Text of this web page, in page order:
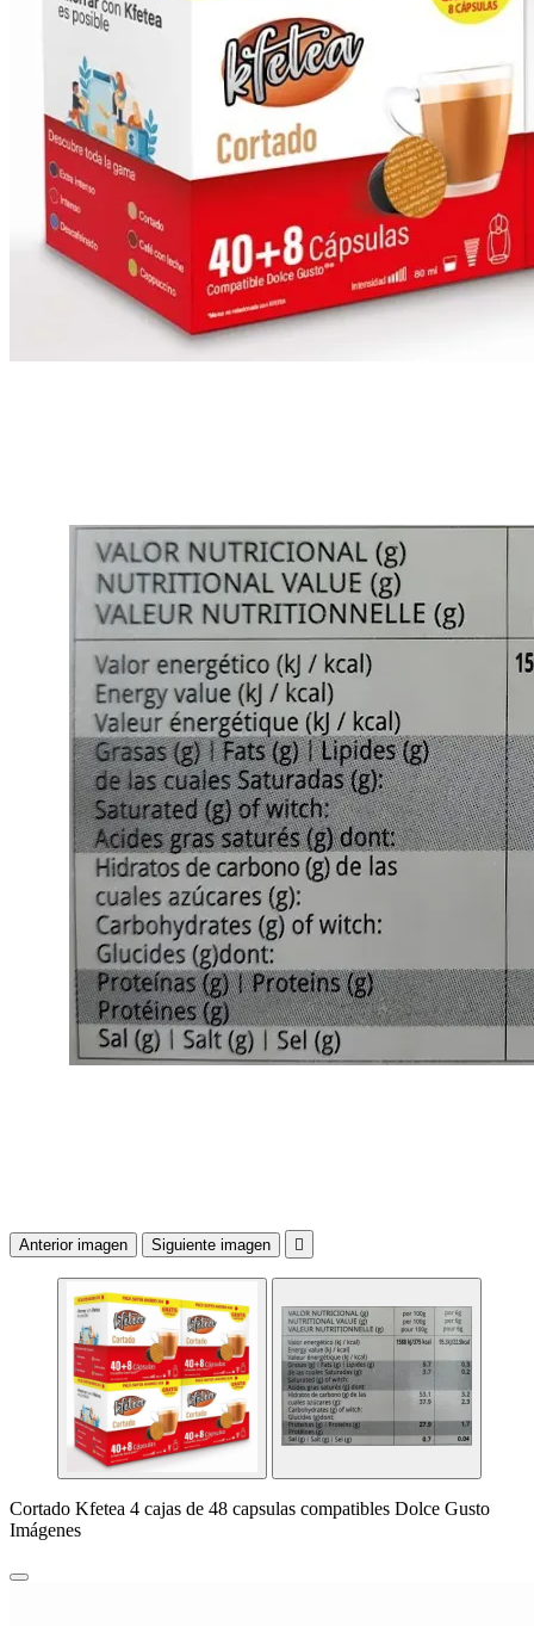
Anterior imagen Siguiente imagen 
Cortado Kfetea 4 cajas de 48 capsulas compatibles Dolce Gusto
Imágenes